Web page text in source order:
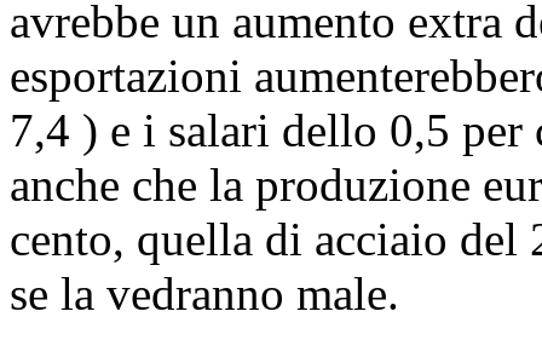
avrebbe un aumento extra
esportazioni
7,4 ) e i salari dello 0,5
anche che la produzione
cento, quella di acciaio
se la vedranno male.